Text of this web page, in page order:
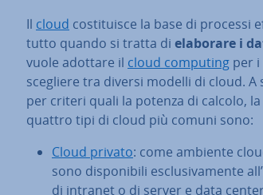
Il cloud co­sti­tui­sce la base di processi
tut­to quando si tratta di elaborare i
vuole adottare il cloud computing per
scegliere tra diversi modelli di cloud.
per criteri quali la potenza di calcolo,
quattro tipi di cloud più comuni sono:
Cloud privato: come ambiente
sono di­spo­ni­bi­li esclu­si­va­men­te
di intranet o di server e data